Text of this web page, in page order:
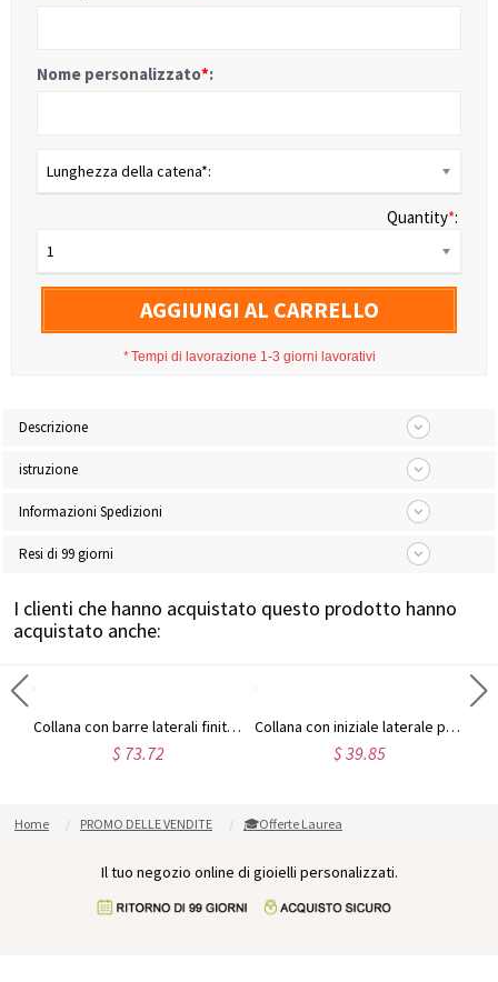
Nome personalizzato*:
Lunghezza della catena*:
Quantity*:
1
AGGIUNGI AL CARRELLO
*Tempi di lavorazione 1-3 giorni lavorativi
Descrizione
istruzione
Informazioni Spedizioni
Resi di 99 giorni
I clienti che hanno acquistato questo prodotto hanno
acquistato anche:
Collana con barre laterali finitura incisa con pietre preziose in argento sterling
$ 73.72
Collana con iniziale laterale personalizzata, regali per la festa della mamma, per la mamma, per lei
$ 39.85
Home PROMO DELLE VENDITE 🎓Offerte Laurea
Il tuo negozio online di gioielli personalizzati.